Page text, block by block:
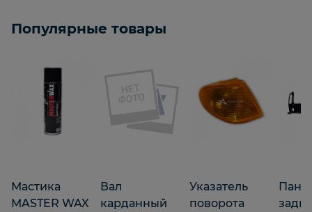
Популярные товары
Мастика
MASTER WAX
Вал
карданный
Указатель
поворота